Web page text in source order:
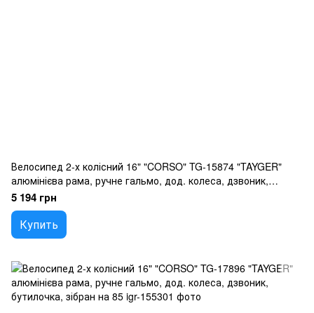
Велосипед 2-х колісний 16" "CORSO" TG-15874 "TAYGER"
алюмінієва рама, ручне гальмо, дод. колеса, дзвоник,
бутилочка, зібран на 85
5 194 грн
Купить